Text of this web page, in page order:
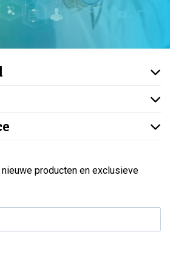
producten en exclusieve